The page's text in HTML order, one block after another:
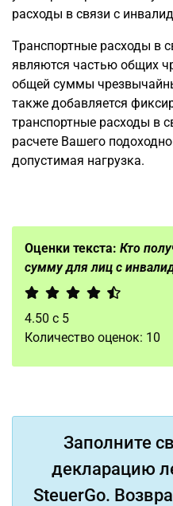
расходы в связи с
Транспортные расходы в
являются частью общих
общей суммы
также добавляется
транспортные расходы в
расчете Вашего
допустимая нагрузка.
Оценки текста: Кто
сумму для лиц с
4.50 с 5
Количество оценок: 10
Заполните
декларацию
SteuerGo.